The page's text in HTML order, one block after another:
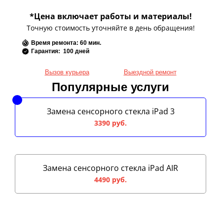
*Цена включает работы и материалы!
Точную стоимость уточняйте в день обращения!
Время ремонта: 60 мин.
Гарантия: 100 дней
Вызов курьера Выездной ремонт
Популярные услуги
Замена сенсорного стекла iPad 3
3390 руб.
Замена сенсорного стекла iPad AIR
4490 руб.